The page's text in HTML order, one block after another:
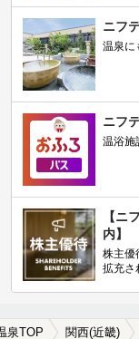
ニフ
温泉に
ニフ
温浴施
【ニ
内】
株主優
拡充さ
泉TOP 関西(近畿)